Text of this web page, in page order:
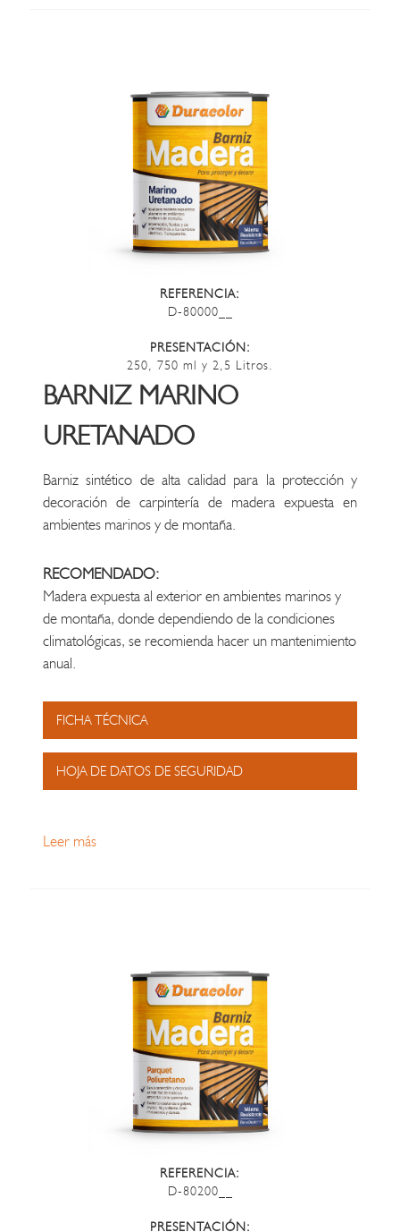
REFERENCIA:
D-80000__
PRESENTACIÓN:
250, 750 ml y 2,5 Litros.
BARNIZ MARINO
URETANADO
Barniz sintético de alta calidad para la protección y
decoración de carpintería de madera expuesta en
ambientes marinos y de montaña.
RECOMENDADO:
Madera expuesta al exterior en ambientes marinos y
de montaña, donde dependiendo de la condiciones
climatológicas, se recomienda hacer un mantenimiento
anual.
FICHA TÉCNICA
HOJA DE DATOS DE SEGURIDAD
Leer más
REFERENCIA:
D-80200__
PRESENTACIÓN: